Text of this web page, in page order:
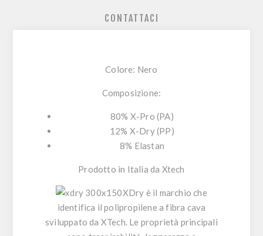
CONTATTACI
Colore: Nero
Composizione:
80% X-Pro (PA)
12% X-Dry (PP)
8% Elastan
Prodotto in Italia da Xtech
XDry è il marchio che
identifica il polipropilene a fibra cava
sviluppato da XTech. Le proprietà principali